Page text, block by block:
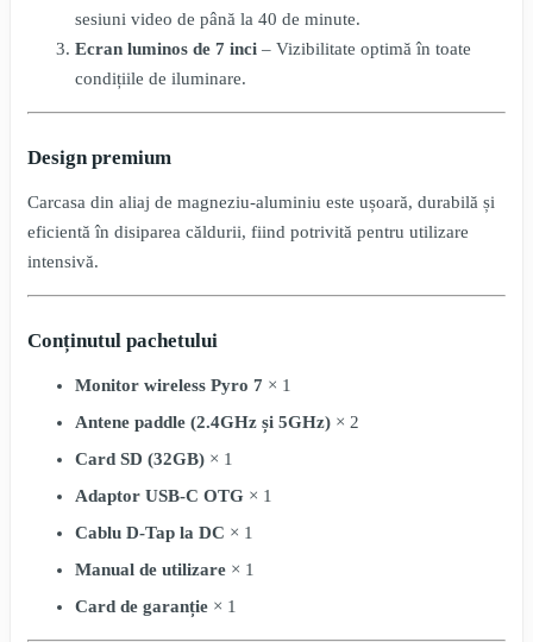
sesiuni video de până la 40 de minute.
Ecran luminos de 7 inci – Vizibilitate optimă în toate
condițiile de iluminare.
Design premium
Carcasa din aliaj de magneziu-aluminiu este ușoară, durabilă și
eficientă în disiparea căldurii, fiind potrivită pentru utilizare
intensivă.
Conținutul pachetului
Monitor wireless Pyro 7 × 1
Antene paddle (2.4GHz și 5GHz) × 2
Card SD (32GB) × 1
Adaptor USB-C OTG × 1
Cablu D-Tap la DC × 1
Manual de utilizare × 1
Card de garanție × 1